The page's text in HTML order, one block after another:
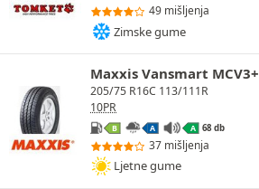
49 mišljenja
Zimske gume
Maxxis Vansmart MCV3+
205/75 R16C 113/111R
10PR
B A A 68 db
37 mišljenja
Ljetne gume